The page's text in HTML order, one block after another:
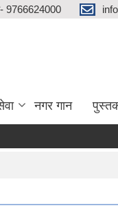
9766624000
नगर गान